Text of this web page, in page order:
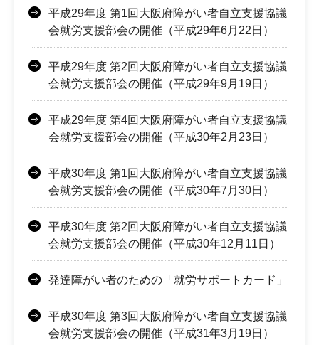
平成29年度 第1回大阪府障がい者自立支援協議
会就労支援部会の開催（平成29年6月22日）
平成29年度 第2回大阪府障がい者自立支援協議
会就労支援部会の開催（平成29年9月19日）
平成29年度 第4回大阪府障がい者自立支援協議
会就労支援部会の開催（平成30年2月23日）
平成30年度 第1回大阪府障がい者自立支援協議
会就労支援部会の開催（平成30年7月30日）
平成30年度 第2回大阪府障がい者自立支援協議
会就労支援部会の開催（平成30年12月11日）
発達障がい者のための「就労サポートカード」
平成30年度 第3回大阪府障がい者自立支援協議
会就労支援部会の開催（平成31年3月19日）